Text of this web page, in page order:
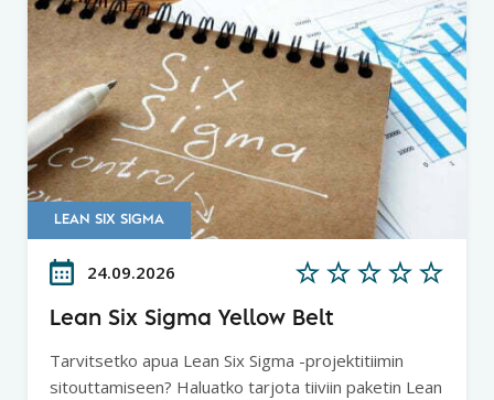
LEAN SIX SIGMA
24.09.2026
Lean Six Sigma Yellow Belt
Tarvitsetko apua Lean Six Sigma -projektitiimin
sitouttamiseen? Haluatko tarjota tiiviin paketin Lean